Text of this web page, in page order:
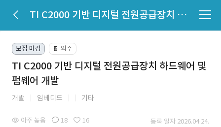
TI C2000 기반 디지털 전원공급장치 하드웨어 및 펌웨어 개발
모집 마감 📔 외주
TI C2000 기반 디지털 전원공급장치 하드웨어 및
펌웨어 개발
개발 임베디드 기타
아주 높음 18 16 등록 일자 2026.04.24.